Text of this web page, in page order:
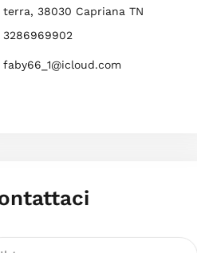
terra, 38030 Capriana TN
3286969902
faby66_1@icloud.com